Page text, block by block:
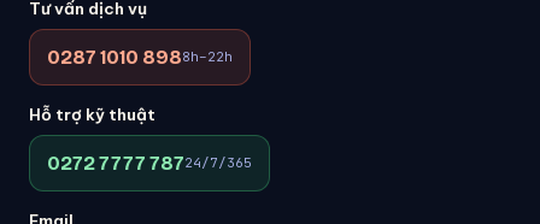
Tư vấn dịch vụ
0287 1010 8988h–22h
Hỗ trợ kỹ thuật
0272 7777 78724/7/365